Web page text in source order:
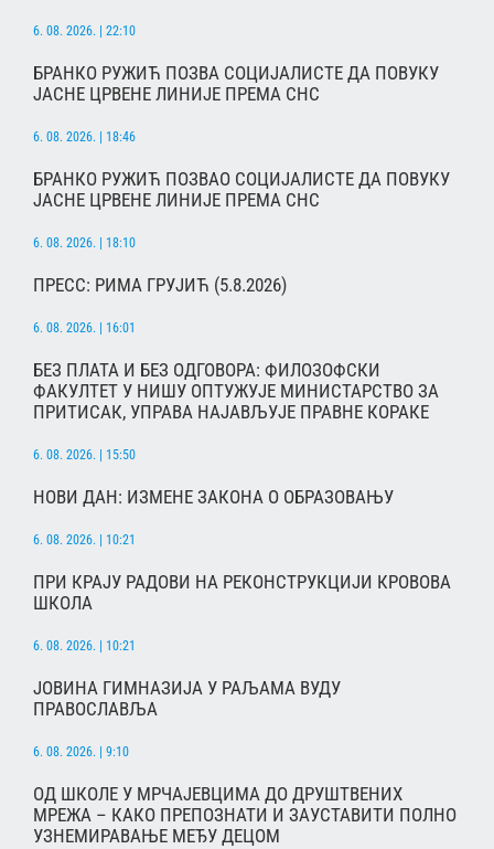
6. 08. 2026. | 22:10
БРАНКО РУЖИЋ ПОЗВА СОЦИЈАЛИСТЕ ДА ПОВУКУ
ЈАСНЕ ЦРВЕНЕ ЛИНИЈЕ ПРЕМА СНС
6. 08. 2026. | 18:46
БРАНКО РУЖИЋ ПОЗВАО СОЦИЈАЛИСТЕ ДА ПОВУКУ
ЈАСНЕ ЦРВЕНЕ ЛИНИЈЕ ПРЕМА СНС
6. 08. 2026. | 18:10
ПРЕСС: РИМА ГРУЈИЋ (5.8.2026)
6. 08. 2026. | 16:01
БЕЗ ПЛАТА И БЕЗ ОДГОВОРА: ФИЛОЗОФСКИ
ФАКУЛТЕТ У НИШУ ОПТУЖУЈЕ МИНИСТАРСТВО ЗА
ПРИТИСАК, УПРАВА НАЈАВЉУЈЕ ПРАВНЕ КОРАКЕ
6. 08. 2026. | 15:50
НОВИ ДАН: ИЗМЕНЕ ЗАКОНА О ОБРАЗОВАЊУ
6. 08. 2026. | 10:21
ПРИ КРАЈУ РАДОВИ НА РЕКОНСТРУКЦИЈИ КРОВОВА
ШКОЛА
6. 08. 2026. | 10:21
ЈОВИНА ГИМНАЗИЈА У РАЉАМА ВУДУ
ПРАВОСЛАВЉА
6. 08. 2026. | 9:10
ОД ШКОЛЕ У МРЧАЈЕВЦИМА ДО ДРУШТВЕНИХ
МРЕЖА – КАКО ПРЕПОЗНАТИ И ЗАУСТАВИТИ ПОЛНО
УЗНЕМИРАВАЊЕ МЕЂУ ДЕЦОМ